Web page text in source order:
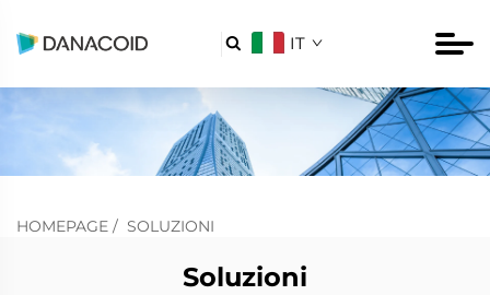
 IT
HOMEPAGE / SOLUZIONI
Soluzioni